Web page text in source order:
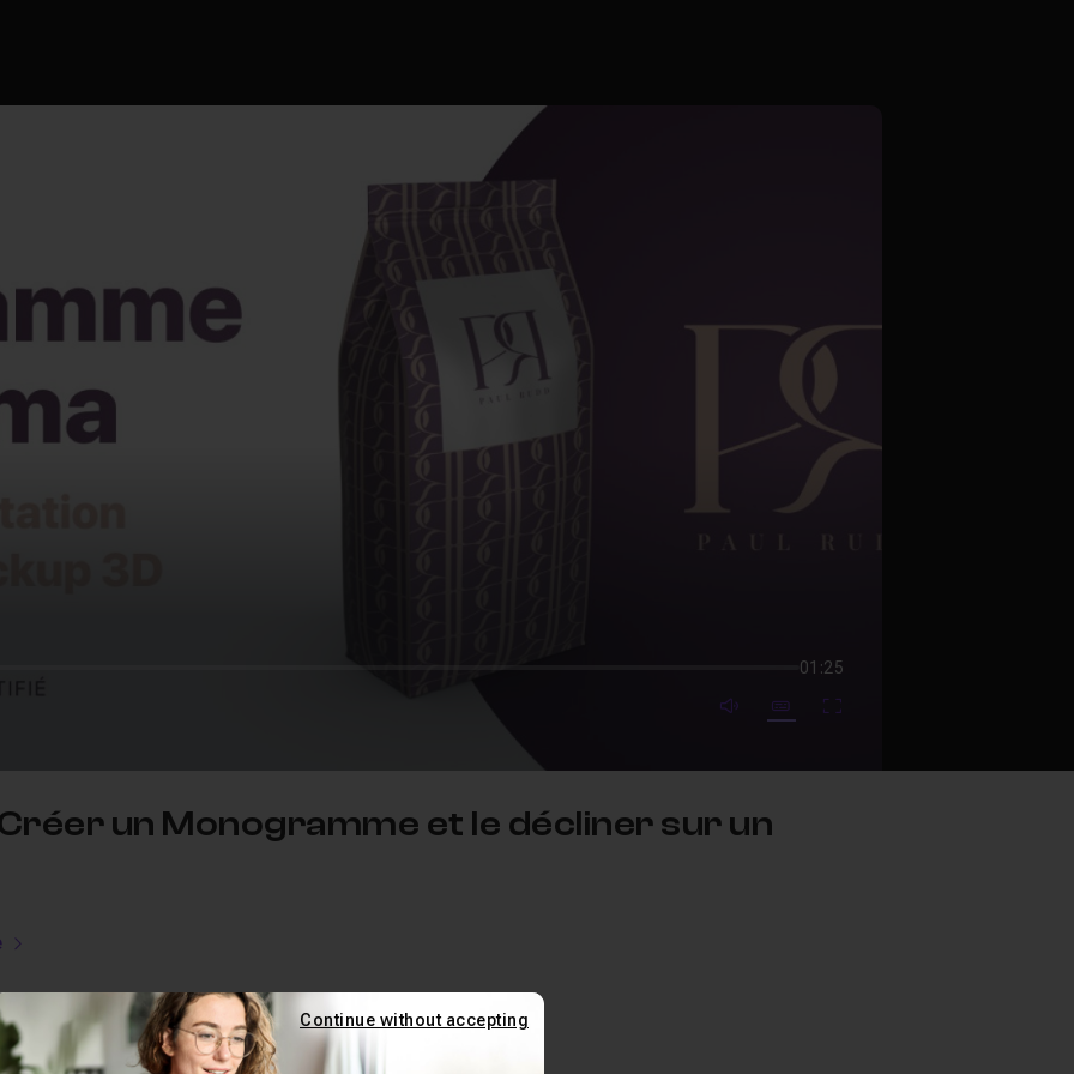
01:25
mute video
SubtitlesFullscreen
un Monogramme et le décliner sur un